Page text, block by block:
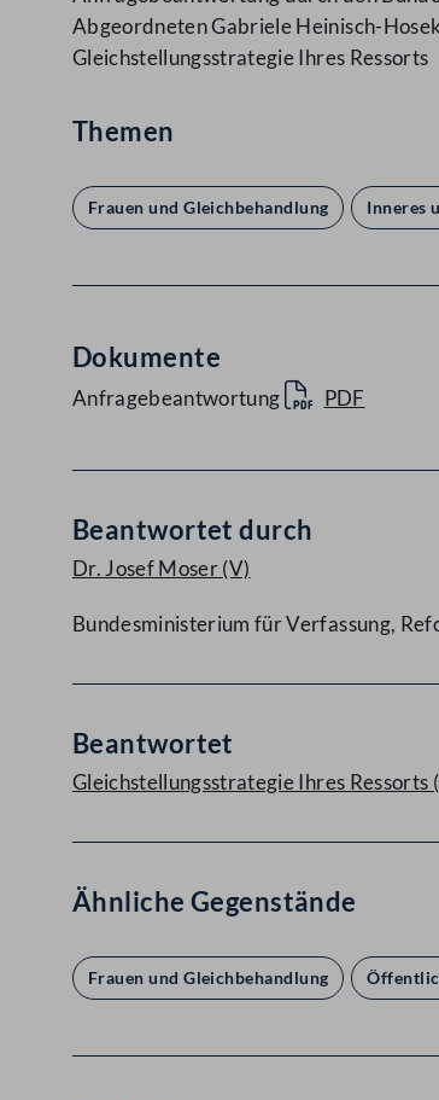
Abgeordneten Gabriele Heinisch-
Gleichstellungsstrategie Ihres Ressorts
Themen
Frauen und Gleichbehandlung Inneres
Dokumente
Anfragebeantwortung PDF
Beantwortet durch
Dr. Josef Moser(V)
Bundesministerium für Verfassung,
Beantwortet
Gleichstellungsstrategie Ihres Ressorts
Ähnliche Gegenstände
Frauen und Gleichbehandlung